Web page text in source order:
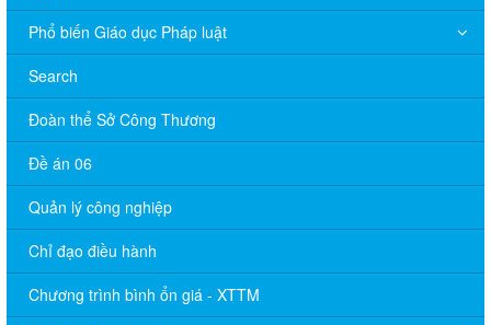
Phổ biến Giáo dục Pháp luật
Search
Đoàn thể Sở Công Thương
Đề án 06
Quản lý công nghiệp
Chỉ đạo điều hành
Chương trình bình ổn giá - XTTM